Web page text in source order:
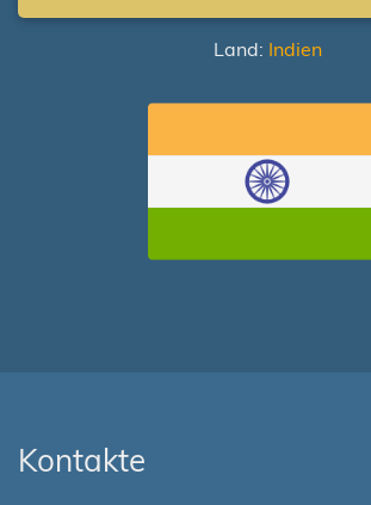
Land: Indien
Kontakte